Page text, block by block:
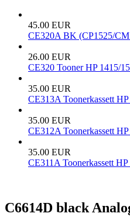
45.00 EUR
CE320A BK (CP1525/
26.00 EUR
CE320 Tooner HP 1415/
35.00 EUR
CE313A Toonerkassett
35.00 EUR
CE312A Toonerkassett
35.00 EUR
CE311A Toonerkassett
C6614D black